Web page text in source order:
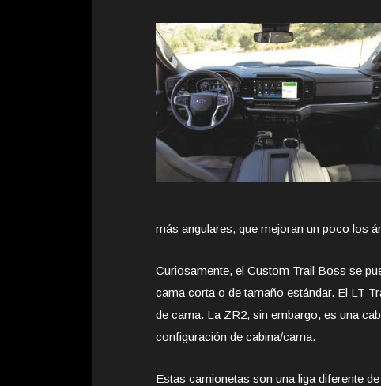
más angulares, que mejoran un poco los
Curiosamente, el Custom Trail Boss se
cama corta o de tamaño estándar. El LT
de cama. La ZR2, sin embargo, es una
configuración de cabina/cama.
Estas camionetas son una liga diferente